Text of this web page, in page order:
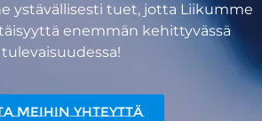
ystävällisesti tuet, jotta Liikumme
enemmän kehittyvässä
tulevaisuudessa!
meihin yhteyttä